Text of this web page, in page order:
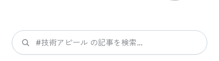
検索